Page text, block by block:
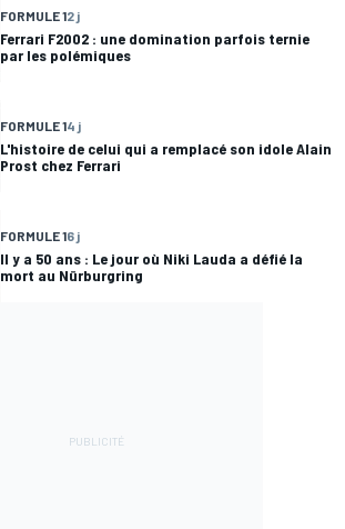
FORMULE 12 j
Ferrari F2002 : une domination parfois ternie
par les polémiques
FORMULE 14 j
L'histoire de celui qui a remplacé son idole Alain
Prost chez Ferrari
FORMULE 16 j
Il y a 50 ans : Le jour où Niki Lauda a défié la
mort au Nürburgring